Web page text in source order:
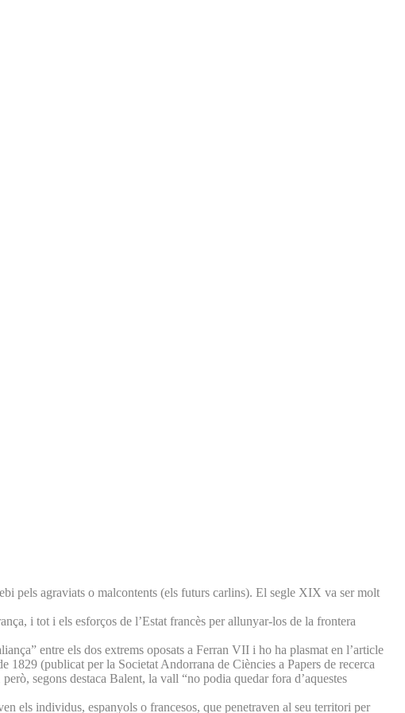
pels agraviats o malcontents (els futurs carlins). El segle XIX va ser molt
i tot i els esforços de l’Estat francès per allunyar-los de la frontera
entre els dos extrems oposats a Ferran VII i ho ha plasmat en l’article
(publicat per la Societat Andorrana de Ciències a Papers de recerca
segons destaca Balent, la vall “no podia quedar fora d’aquestes
els individus, espanyols o francesos, que penetraven al seu territori per